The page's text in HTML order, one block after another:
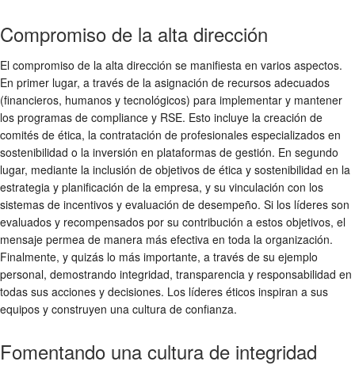
Compromiso de la alta dirección
El compromiso de la alta dirección se manifiesta en varios aspectos.
En primer lugar, a través de la asignación de recursos adecuados
(financieros, humanos y tecnológicos) para implementar y mantener
los programas de compliance y RSE. Esto incluye la creación de
comités de ética, la contratación de profesionales especializados en
sostenibilidad o la inversión en plataformas de gestión. En segundo
lugar, mediante la inclusión de objetivos de ética y sostenibilidad en la
estrategia y planificación de la empresa, y su vinculación con los
sistemas de incentivos y evaluación de desempeño. Si los líderes son
evaluados y recompensados por su contribución a estos objetivos, el
mensaje permea de manera más efectiva en toda la organización.
Finalmente, y quizás lo más importante, a través de su ejemplo
personal, demostrando integridad, transparencia y responsabilidad en
todas sus acciones y decisiones. Los líderes éticos inspiran a sus
equipos y construyen una cultura de confianza.
Fomentando una cultura de integridad